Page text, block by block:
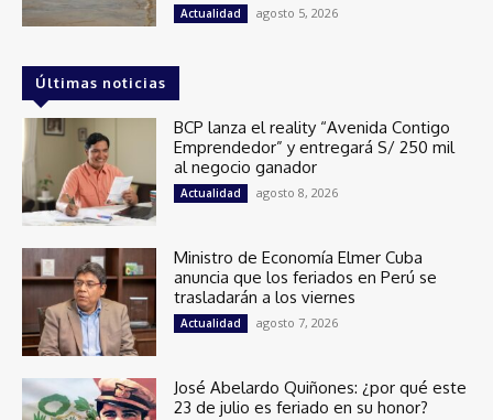
Actualidad agosto 5, 2026
Últimas noticias
BCP lanza el reality “Avenida Contigo
Emprendedor” y entregará S/ 250 mil
al negocio ganador
Actualidad agosto 8, 2026
Ministro de Economía Elmer Cuba
anuncia que los feriados en Perú se
trasladarán a los viernes
Actualidad agosto 7, 2026
José Abelardo Quiñones: ¿por qué este
23 de julio es feriado en su honor?